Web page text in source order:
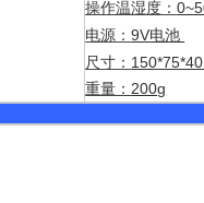
操作温湿度：
电源：9V电池
尺寸：
重量： 200g